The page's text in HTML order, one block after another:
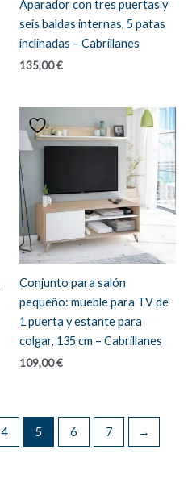
Aparador con tres puertas y
seis baldas internas, 5 patas
inclinadas – Cabrillanes
135,00€
Conjunto para salón
pequeño: mueble para TV de
1 puerta y estante para
colgar, 135 cm – Cabrillanes
109,00€
4 5 6 7 →